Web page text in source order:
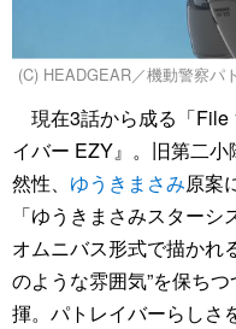
(C) HEADGEAR／機動警察パ
現在3話から成る「File
イバー EZY』。旧第二
然性、 ゆうきまさみ原案
「ゆうきまさみスター
オムニバス形式で描かれ
のような雰囲気”を保ち
揮。パトレイバーらしさ